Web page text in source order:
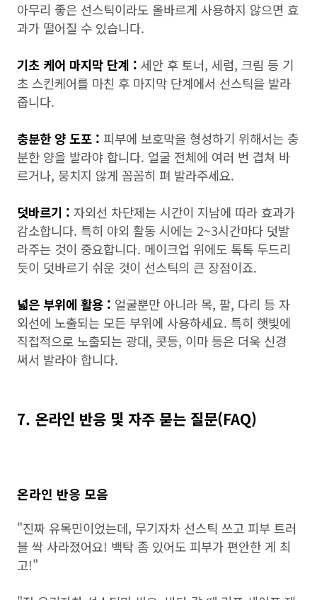
아무리 좋은 선스틱이라도 올바르게 사용하지 않으면 효
과가 떨어질 수 있습니다.
기초 케어 마지막 단계 : 세안 후 토너, 세럼, 크림 등 기
초 스킨케어를 마친 후 마지막 단계에서 선스틱을 발라
줍니다.
충분한 양 도포 : 피부에 보호막을 형성하기 위해서는 충
분한 양을 발라야 합니다. 얼굴 전체에 여러 번 겹쳐 바
르거나, 뭉치지 않게 꼼꼼히 펴 발라주세요.
덧바르기 : 자외선 차단제는 시간이 지남에 따라 효과가
감소합니다. 특히 야외 활동 시에는 2~3시간마다 덧발
라주는 것이 중요합니다. 메이크업 위에도 톡톡 두드리
듯이 덧바르기 쉬운 것이 선스틱의 큰 장점이죠.
넓은 부위에 활용 : 얼굴뿐만 아니라 목, 팔, 다리 등 자
외선에 노출되는 모든 부위에 사용하세요. 특히 햇빛에
직접적으로 노출되는 광대, 콧등, 이마 등은 더욱 신경
써서 발라야 합니다.
7. 온라인 반응 및 자주 묻는 질문(FAQ)
온라인 반응 모음
"진짜 유목민이었는데, 무기자차 선스틱 쓰고 피부 트러
블 싹 사라졌어요! 백탁 좀 있어도 피부가 편안한 게 최
고!"